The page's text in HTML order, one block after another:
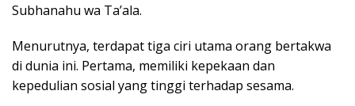
Subhanahu wa Ta’ala.
Menurutnya, terdapat tiga ciri utama orang bertakwa
di dunia ini. Pertama, memiliki kepekaan dan
kepedulian sosial yang tinggi terhadap sesama.